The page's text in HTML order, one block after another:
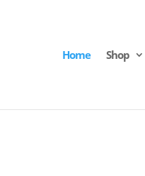
Home Shop